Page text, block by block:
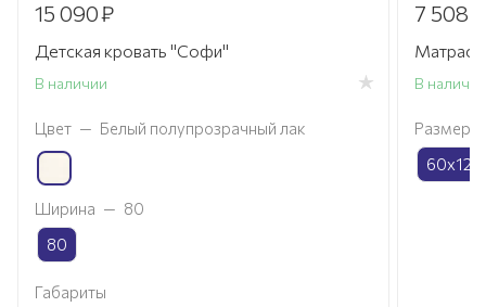
15 090₽
Детская кровать "Софи"
В наличии
Цвет — Белый полупрозрачный лак
Ширина — 80
80
Габариты
7 508
Матрас
В наличии
Размер